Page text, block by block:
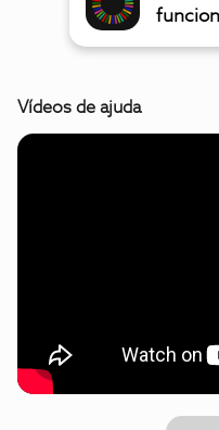
Vídeos de ajuda